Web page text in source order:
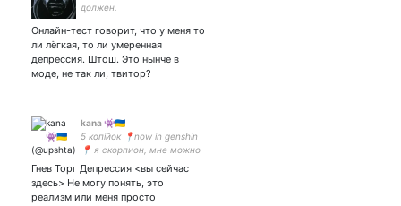
должен.
неспециалист.
Онлайн-тест говорит, что у меня то
ли лёгкая, то ли умеренная
депрессия. Штош. Это нынче в
моде, не так ли, твитор?
kana 👾🇺🇦
5 копійок 📍now in genshin
📍 я скорпион, мне можно
📍 bts in paris 08/06 💜
Гнев Торг Депрессия <вы сейчас
здесь> Не могу понять, это
реализм или меня просто